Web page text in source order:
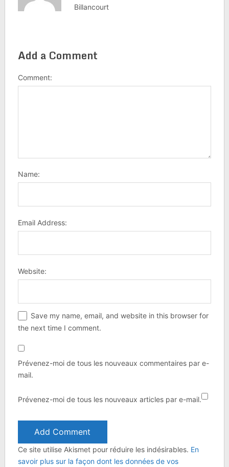
Billancourt
Add a Comment
Comment:
Name:
Email Address:
Website:
Save my name, email, and website in this browser for
the next time I comment.
Prévenez-moi de tous les nouveaux commentaires par e-
mail.
Prévenez-moi de tous les nouveaux articles par e-mail.
Ce site utilise Akismet pour réduire les indésirables. En
savoir plus sur la façon dont les données de vos